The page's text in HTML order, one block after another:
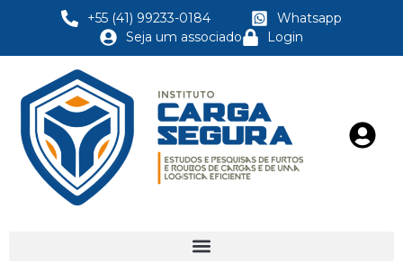
+55 (41) 99233-0184
Whatsapp
Seja um associado
Login